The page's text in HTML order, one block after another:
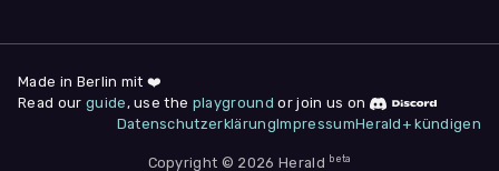
deine Zustimmung jederzeit unter "
am Seitenende widerrufen.
Nur notwendige
Made in Berlin mit ❤️
Read our guide , use the playground or join us on
DatenschutzerklärungImpressumHerald+ kündigen
Copyright © 2026 Herald beta